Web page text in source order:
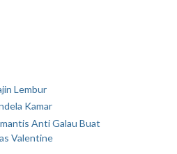
Lembur
Kamar
Anti Galau Buat
Valentine